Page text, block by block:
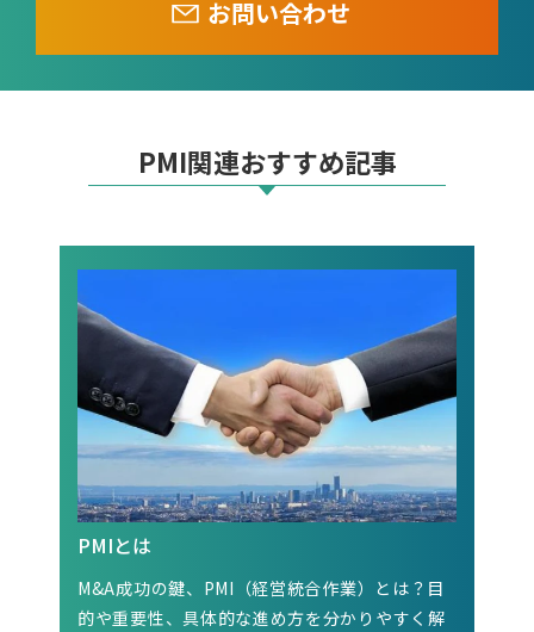
お問い合わせ
PMI関連おすすめ記事
PMIとは
M&A成功の鍵、PMI（経営統合作業）とは？目
的や重要性、具体的な進め方を分かりやすく解